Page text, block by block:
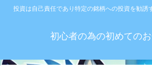
投資は自己責任であり特定の銘柄への投資を勧誘
初心者の為の初めての